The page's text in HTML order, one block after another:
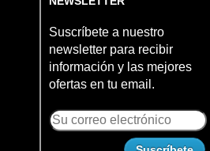
Suscríbete a nuestro
newsletter para recibir
información y las mejores
ofertas en tu email.